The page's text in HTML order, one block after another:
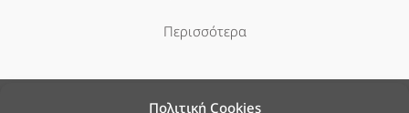
Πολιτική Cookies
Περισσότερα